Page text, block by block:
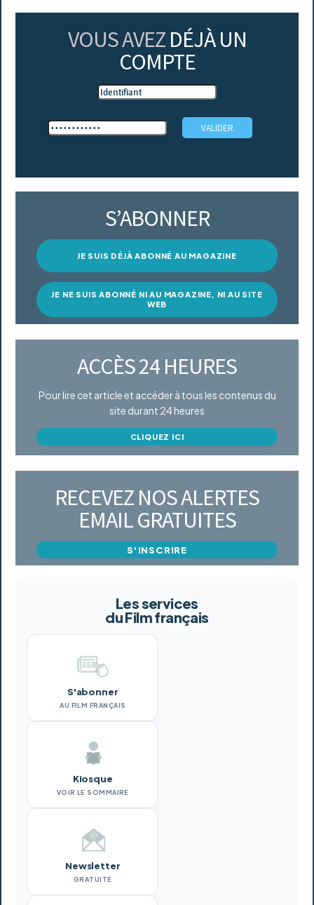
VOUS AVEZ DÉJÀ UN
COMPTE
S’ABONNER
JE SUIS DÉJÀ ABONNÉ AU MAGAZINE
JE NE SUIS ABONNÉ NI AU MAGAZINE, NI AU SITE
WEB
ACCÈS 24 HEURES
Pour lire cet article et accéder à tous les contenus du
site durant 24 heures
CLIQUEZ ICI
RECEVEZ NOS ALERTES
EMAIL GRATUITES
S'INSCRIRE
Les services
du Film français
S'abonner
AU FILM FRANÇAIS
Kiosque
VOIR LE SOMMAIRE
Newsletter
GRATUITE